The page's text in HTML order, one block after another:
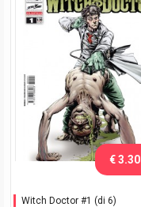
Witch Doctor #1 (di 6)
€ 3.30